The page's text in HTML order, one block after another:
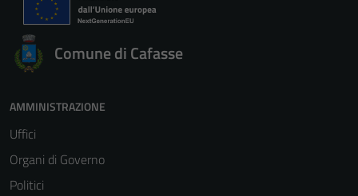
Comune di Cafasse
AMMINISTRAZIONE
Uffici
Organi di Governo
Politici